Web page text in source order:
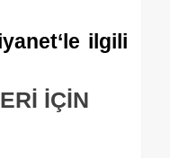
‘le ilgili
İÇİN